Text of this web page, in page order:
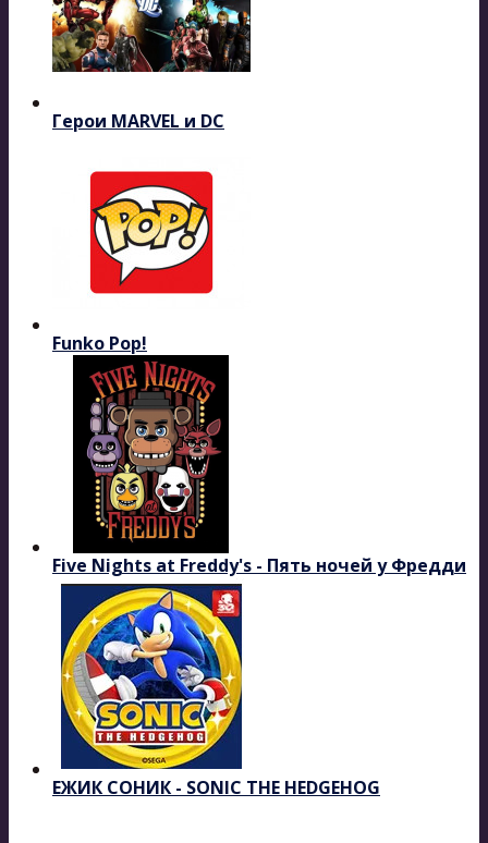
Герои MARVEL и DC
Funko Pop!
Five Nights at Freddy's - Пять ночей у Фредди
ЕЖИК СОНИК - SONIC THE HEDGEHOG